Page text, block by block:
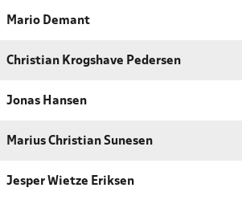
Mario Demant
Christian Krogshave Pedersen
Jonas Hansen
Marius Christian Sunesen
Jesper Wietze Eriksen